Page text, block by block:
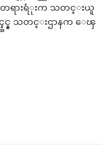
တရားရံုးက သတင္းယူ
န္အင္န္ သတင္းဌာနက ေၾ